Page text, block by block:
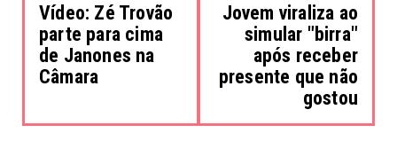
Vídeo: Zé Trovão
parte para cima
de Janones na
Câmara
Jovem viraliza ao
simular "birra"
após receber
presente que não
gostou